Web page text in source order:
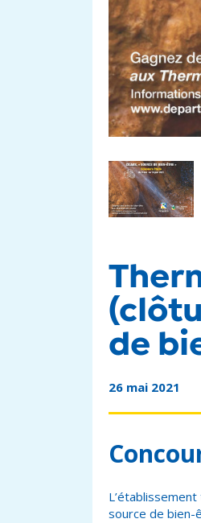
de
26 mai 2021
source de bien-